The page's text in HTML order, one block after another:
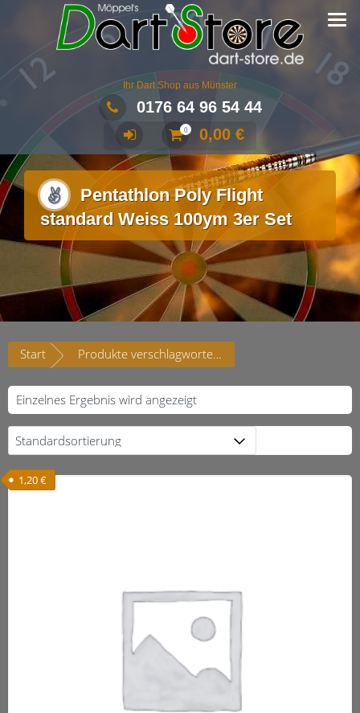
Ihr Dart Shop aus Münster
0176 64 96 54 44
0 0,00 €
Pentathlon Poly Flight
standard Weiss 100ym 3er Set
Start Produkte verschlagwortet mit „Pentathlon Poly Flight standard Weiss 100ym 3er Set“
Einzelnes Ergebnis wird angezeigt
1,20€